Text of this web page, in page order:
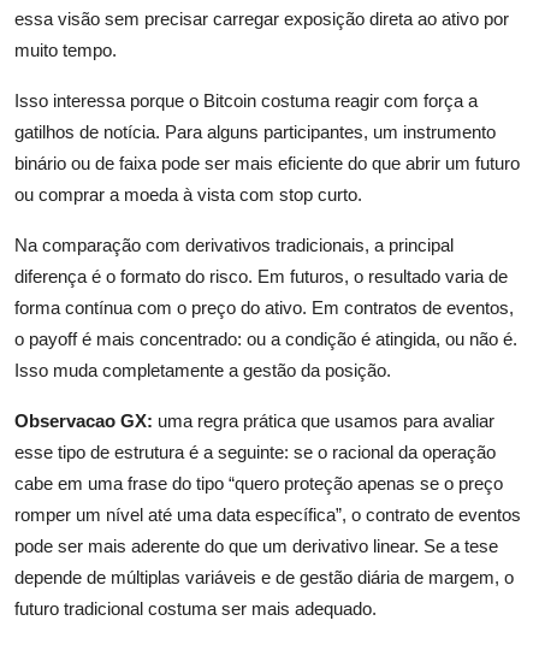
essa visão sem precisar carregar exposição direta ao ativo por
muito tempo.
Isso interessa porque o Bitcoin costuma reagir com força a
gatilhos de notícia. Para alguns participantes, um instrumento
binário ou de faixa pode ser mais eficiente do que abrir um futuro
ou comprar a moeda à vista com stop curto.
Na comparação com derivativos tradicionais, a principal
diferença é o formato do risco. Em futuros, o resultado varia de
forma contínua com o preço do ativo. Em contratos de eventos,
o payoff é mais concentrado: ou a condição é atingida, ou não é.
Isso muda completamente a gestão da posição.
Observacao GX: uma regra prática que usamos para avaliar
esse tipo de estrutura é a seguinte: se o racional da operação
cabe em uma frase do tipo “quero proteção apenas se o preço
romper um nível até uma data específica”, o contrato de eventos
pode ser mais aderente do que um derivativo linear. Se a tese
depende de múltiplas variáveis e de gestão diária de margem, o
futuro tradicional costuma ser mais adequado.